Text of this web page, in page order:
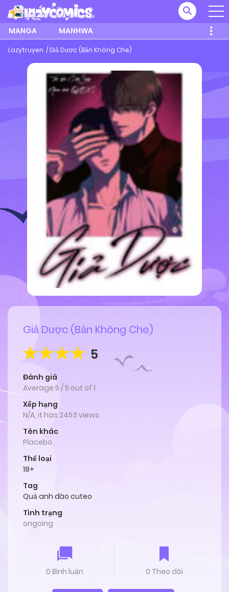
MANGA MANHWA
Lazytruyen Giả Dược (Bản Không Che)
Giả Dược (Bản Không Che)
5
Đánh giá
Average 5 /5 out of 1
Xếp hạng
N/A, it has 2453 views
Tên khác
Placebo
Thể loại
18+
Tag
Quả anh đào cuteo
Tình trạng
ongoing
0 Bình luận 0 Theo dõi